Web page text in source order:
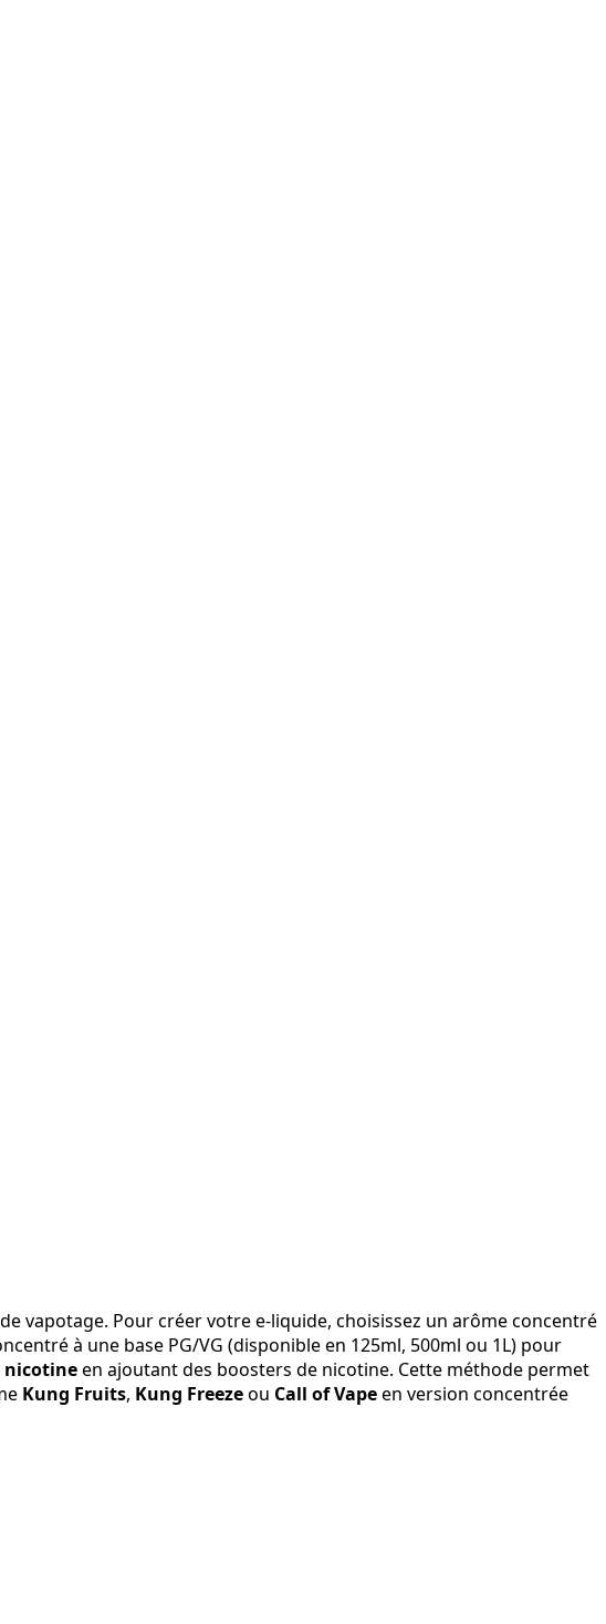
vapotage. Pour créer votre e-liquide, choisissez un arôme concentré
à une base PG/VG (disponible en 125ml, 500ml ou 1L) pour
nicotineen ajoutant des boosters de nicotine. Cette méthode permet
Kung Fruits, Kung Freezeou Call of Vapeen version concentrée